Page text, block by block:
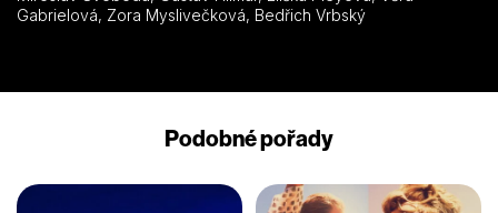
Gabrielová, Zora Myslivečková, Bedřich Vrbský
Podobné pořady